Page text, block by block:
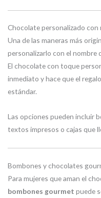
Chocolate personalizado
Una de las maneras más
personalizarlo con el nombre
El chocolate con toque
inmediato y hace que el
estándar.
Las opciones pueden incluir
textos impresos o cajas que
Bombones y chocolates
Para mujeres que aman el
bombones gourmet puede